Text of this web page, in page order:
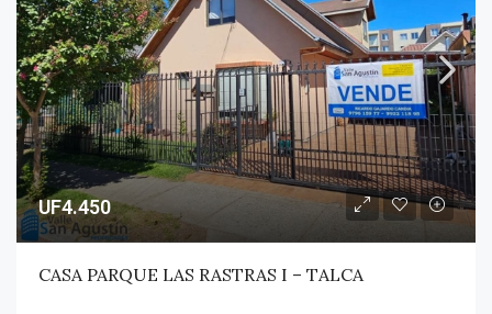
UF4.450
CASA PARQUE LAS RASTRAS I – TALCA